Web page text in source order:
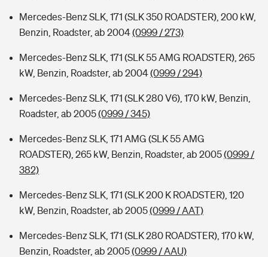
Mercedes-Benz SLK, 171 (SLK 350 ROADSTER), 200 kW,
Benzin, Roadster, ab 2004(0999 / 273)
Mercedes-Benz SLK, 171 (SLK 55 AMG ROADSTER), 265
kW, Benzin, Roadster, ab 2004(0999 / 294)
Mercedes-Benz SLK, 171 (SLK 280 V6), 170 kW, Benzin,
Roadster, ab 2005(0999 / 345)
Mercedes-Benz SLK, 171 AMG (SLK 55 AMG
ROADSTER), 265 kW, Benzin, Roadster, ab 2005(0999 /
382)
Mercedes-Benz SLK, 171 (SLK 200 K ROADSTER), 120
kW, Benzin, Roadster, ab 2005(0999 / AAT)
Mercedes-Benz SLK, 171 (SLK 280 ROADSTER), 170 kW,
Benzin, Roadster, ab 2005(0999 / AAU)